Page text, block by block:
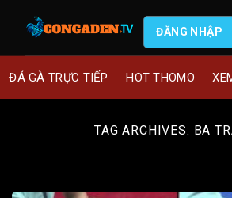
ĐĂNG NHẬP
ĐÁ GÀ TRỰC TIẾP HOT THOMO
TAG ARCHIVES: BA